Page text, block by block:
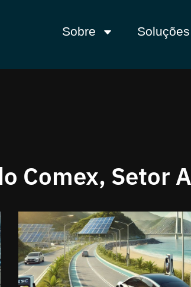
Sobre Soluções
Comex, Setor